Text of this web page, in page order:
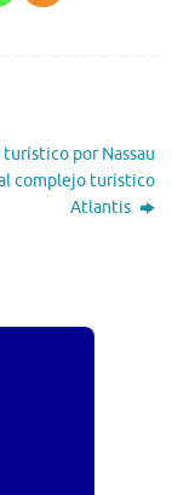
por Nassau
complejo turístico
Atlantis